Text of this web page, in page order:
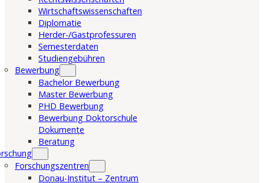
Wirtschaftswissenschaften
Diplomatie
Herder-/Gastprofessuren
Semesterdaten
Studiengebühren
Bewerbung
Bachelor Bewerbung
Master Bewerbung
PHD Bewerbung
Bewerbung Doktorschule
Dokumente
Beratung
Forschungszentren
Donau-Institut – Zentrum